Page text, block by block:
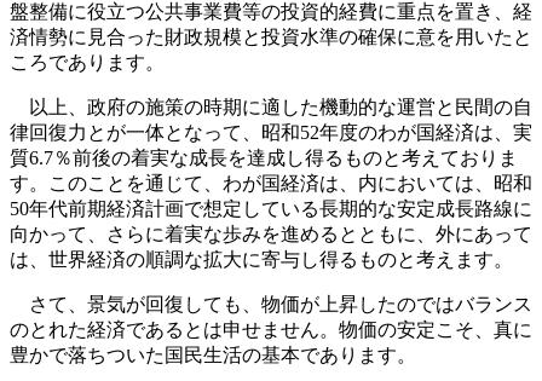
盤整備に役立つ公共事業費等の投資的経費に重点を置き、経
済情勢に見合った財政規模と投資水準の確保に意を用いたと
ころであります。
以上、政府の施策の時期に適した機動的な運営と民間の自
律回復力とが一体となって、昭和52年度のわが国経済は、実
質6.7％前後の着実な成長を達成し得るものと考えておりま
す。このことを通じて、わが国経済は、内においては、昭和
50年代前期経済計画で想定している長期的な安定成長路線に
向かって、さらに着実な歩みを進めるとともに、外にあって
は、世界経済の順調な拡大に寄与し得るものと考えます。
さて、景気が回復しても、物価が上昇したのではバランス
のとれた経済であるとは申せません。物価の安定こそ、真に
豊かで落ちついた国民生活の基本であります。